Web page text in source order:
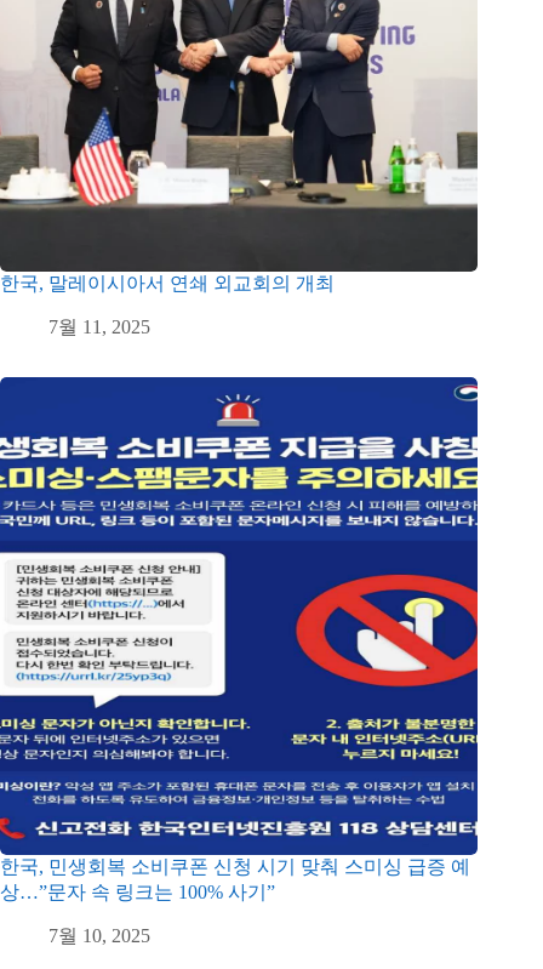
한국, 말레이시아서 연쇄 외교회의 개최
7월 11, 2025
한국, 민생회복 소비쿠폰 신청 시기 맞춰 스미싱 급증 예
상…”문자 속 링크는 100% 사기”
7월 10, 2025